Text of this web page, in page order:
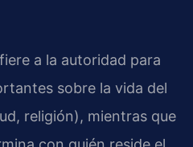
a la autoridad para
sobre la vida del
religión), mientras que